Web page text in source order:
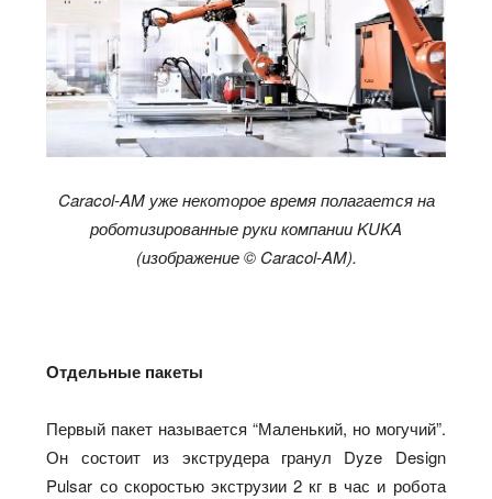
Caracol-AM уже некоторое время полагается на
роботизированные руки компании KUKA
(изображение © Caracol-AM).
Отдельные пакеты
Первый пакет называется “Маленький, но могучий”.
Он состоит из экструдера гранул Dyze Design
Pulsar со скоростью экструзии 2 кг в час и робота